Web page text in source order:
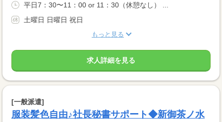
平日7：30〜11：00 or 11：30（休憩なし） ...
土曜日 日曜日 祝日
もっと見る
求人詳細を見る
[一般派遣]
服装髪色自由♪社長秘書サポート◆新御茶ノ水